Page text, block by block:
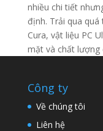
nhiều chi tiết
định. Trải qua
Cura, vật liệu PC
mặt và chất lượng
Công ty
Về chúng tôi
Liên hệ